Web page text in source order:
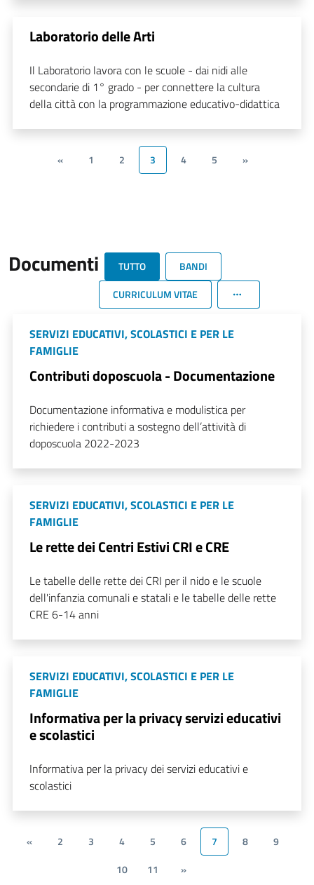
Laboratorio delle Arti
Il Laboratorio lavora con le scuole - dai nidi alle
secondarie di 1° grado - per connettere la cultura
della città con la programmazione educativo-didattica
« 1 2 3 4 5 »
Documenti TUTTO
BANDI
CURRICULUM VITAE
SERVIZI EDUCATIVI, SCOLASTICI E PER LE
FAMIGLIE
Contributi doposcuola - Documentazione
Documentazione informativa e modulistica per
richiedere i contributi a sostegno dell’attività di
doposcuola 2022-2023
SERVIZI EDUCATIVI, SCOLASTICI E PER LE
FAMIGLIE
Le rette dei Centri Estivi CRI e CRE
Le tabelle delle rette dei CRI per il nido e le scuole
dell'infanzia comunali e statali e le tabelle delle rette
CRE 6-14 anni
SERVIZI EDUCATIVI, SCOLASTICI E PER LE
FAMIGLIE
Informativa per la privacy servizi educativi
e scolastici
Informativa per la privacy dei servizi educativi e
scolastici
« 2 3 4 5 6 7 8
9
10
11 »